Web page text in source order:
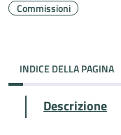
Commissioni
INDICE DELLA PAGINA
Descrizione